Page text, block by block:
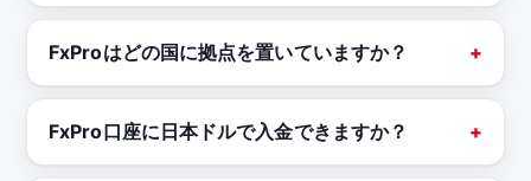
FxProはどの国に拠点を置いていますか？
FxPro口座に日本ドルで入金できますか？